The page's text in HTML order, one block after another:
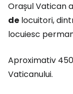
Orașul Vatican
de locuitori,
locuiesc
Aproximativ
Vaticanului.